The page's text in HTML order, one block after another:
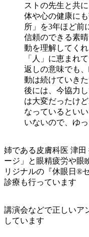
ストの先生と共
体や心の健康に
所」を3年ほど前
信頼のできる素
動を理解してく
「人」に恵まれ
返しの意味でも
動は続けていき
後には、今協力
は大変だったけ
なっているとい
いないので、ゆ
姉である皮膚科医 津
ージ」と眼精疲労や眼
リジナルの『休眼日®
診療も行っています
講演会などで正しいア
しています